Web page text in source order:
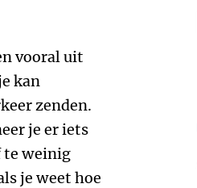
vooral uit
kan
zenden.
je er iets
te weinig
je weet hoe